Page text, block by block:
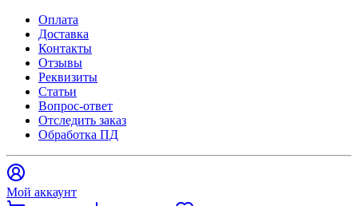
Оплата
Доставка
Контакты
Отзывы
Реквизиты
Статьи
Вопрос-ответ
Отследить заказ
Обработка ПД
Мой аккаунт